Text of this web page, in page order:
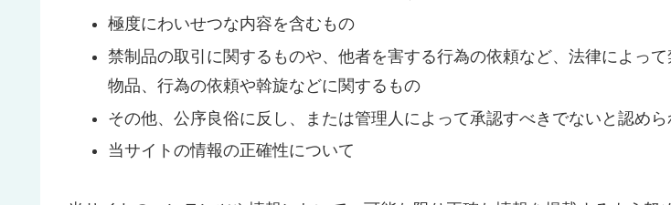
極度にわいせつな内容を含むもの
禁制品の取引に関するものや、他者を害する行為の依頼など、法律によっ
物品、行為の依頼や斡旋などに関するもの
その他、公序良俗に反し、または管理人によって承認すべきでないと認め
当サイトの情報の正確性について